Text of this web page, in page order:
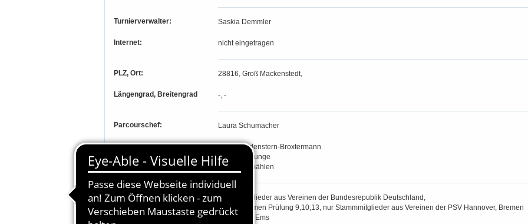
Turnierverwalter: Saskia Demmler
Internet: nicht eingetragen
PLZ, Ort: 28816, Groß Mackenstedt,
Längengrad, Breitengrad -, -
Parcourschef: Laura Schumacher
Richter:
Merle Güldenstern-Broxtermann
Christine Runge
Jens Thormählen
Teilnahmeberechtigung:
Stammmitglieder aus Vereinen der Bundesrepublik Deutschland,
ausgenommen Prüfung 9,10,13, nur Stammmitglieder aus Vereinen der PSV Hannover, Bremen
und Weser-Ems